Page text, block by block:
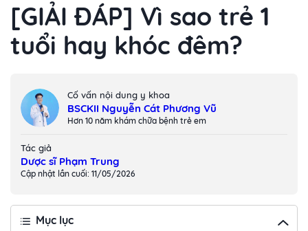
[GIẢI ĐÁP] Vì sao trẻ 1
tuổi hay khóc đêm?
Cố vấn nội dung y khoa
BSCKII Nguyễn Cát Phương Vũ
Hơn 10 năm khám chữa bệnh trẻ em
Tác giả
Dược sĩ Phạm Trung
Cập nhật lần cuối: 11/05/2026
Mục lục